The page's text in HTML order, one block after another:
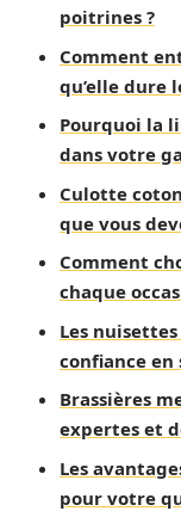
poitrines ?
Comment
qu’elle dure
Pourquoi la
dans votre
Culotte
que vous
Comment
chaque
Les
confiance en
Brassières
expertes et
Les
pour votre